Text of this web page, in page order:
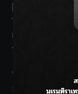
Recent Posts
กรมชลฯ รับฟังป
ระบายน้ำศรีสองรั
‘แมน การิน’ แช
ลาโลกนี้ ให้ใส่บ